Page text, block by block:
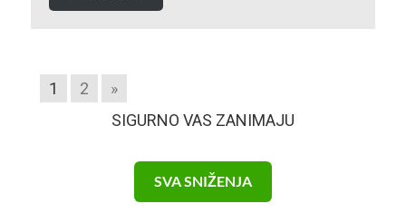
1 2
»
SIGURNO VAS ZANIMAJU
SVA SNIŽENJA